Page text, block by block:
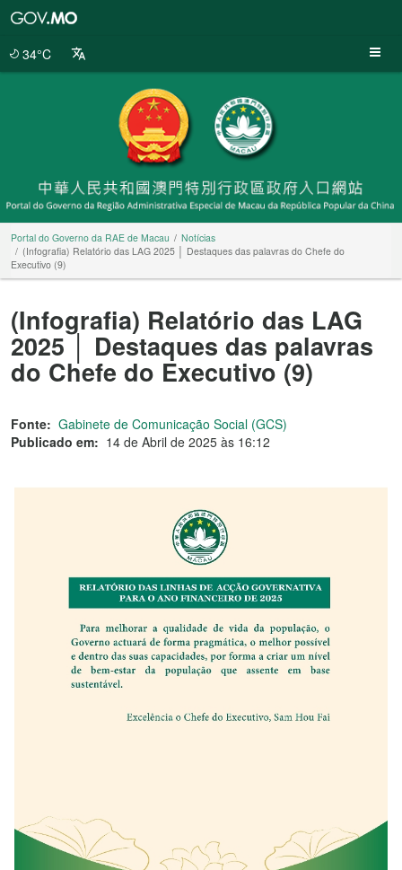
34°C
Portal do Governo da RAE de Macau
Notícias
(Infografia) Relatório das LAG 2025 │ Destaques das palavras do Chefe do
Executivo (9)
(Infografia) Relatório das LAG
2025 │ Destaques das palavras
do Chefe do Executivo (9)
Fonte: Gabinete de Comunicação Social (GCS)
Publicado em: 14 de Abril de 2025 às 16:12